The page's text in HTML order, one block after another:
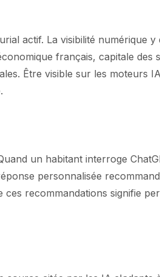
actif. La visibilité numérique y
français, capitale des
Être visible sur les moteurs
un habitant interroge
personnalisée
recommandations signifie